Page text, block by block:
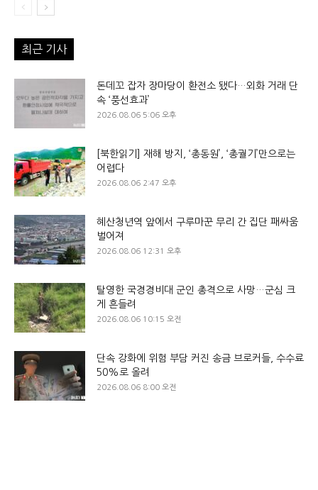
최근 기사
돈데꼬 잡자 장마당이 환전소 됐다…외화 거래 단
속 ‘풍선효과’
2026.08.06 5:06 오후
[북한읽기] 재해 방지, ‘총동원’, ‘총궐기’만으로는
어렵다
2026.08.06 2:47 오후
혜산청년역 앞에서 구루마꾼 무리 간 집단 패싸움
벌어져
2026.08.06 12:31 오후
탈영한 국경경비대 군인 총격으로 사망…군심 크
게 흔들려
2026.08.06 10:15 오전
단속 강화에 위험 부담 커진 송금 브로커들, 수수료
50%로 올려
2026.08.06 8:00 오전